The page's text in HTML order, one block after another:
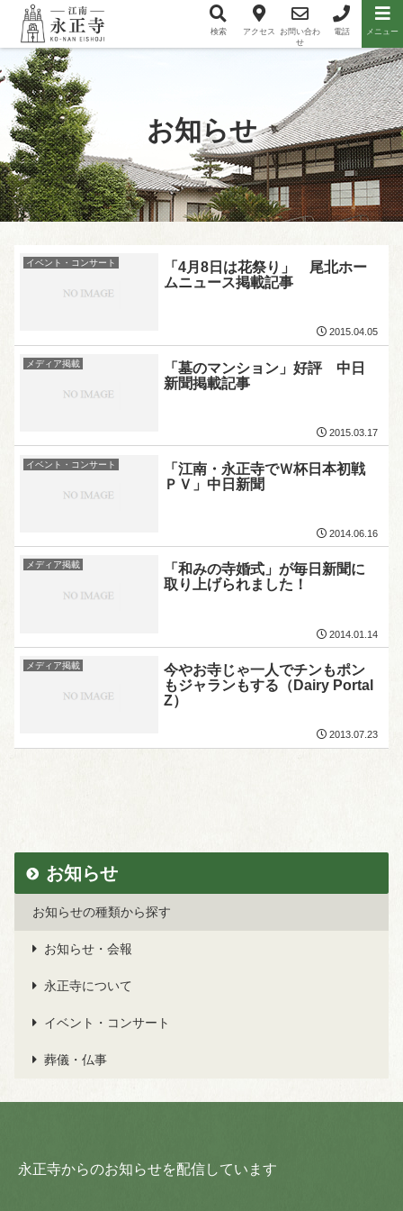
お知らせ
イベント・コンサート
「4月8日は花祭り」 尾北ホー
ムニュース掲載記事
2015.04.05
メディア掲載
「墓のマンション」好評 中日
新聞掲載記事
2015.03.17
イベント・コンサート
「江南・永正寺でＷ杯日本初戦
ＰＶ」中日新聞
2014.06.16
メディア掲載
「和みの寺婚式」が毎日新聞に
取り上げられました！
2014.01.14
メディア掲載
今やお寺じゃ一人でチンもポン
もジャランもする（Dairy Portal
Z）
2013.07.23
お知らせ
お知らせの種類から探す
お知らせ・会報
永正寺について
イベント・コンサート
葬儀・仏事
永正寺からのお知らせを配信しています
メニュー項目 検索 アクセス
お問い合わ
せ
電話 メニュー